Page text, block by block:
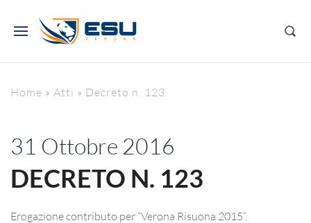
Home » Atti » Decreto n. 123
31 Ottobre 2016
DECRETO N. 123
Erogazione contributo per “Verona Risuona 2015”.